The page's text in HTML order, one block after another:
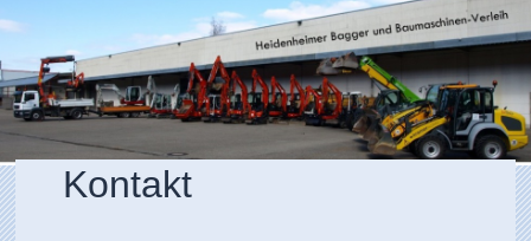
Kontakt